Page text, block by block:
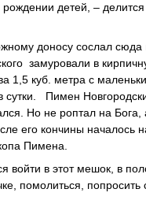
детей, –
доносу сослал сюда
замуровали в
1,5 куб. метра с
сутки. Пимен
Но не роптал на
его кончины началось
Пимена.
войти в этот мешок, в
помолиться,